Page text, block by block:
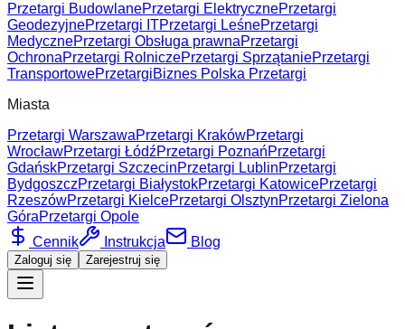
Przetargi BudowlanePrzetargi ElektrycznePrzetargi
GeodezyjnePrzetargi ITPrzetargi LeśnePrzetargi
MedycznePrzetargi Obsługa prawnaPrzetargi
OchronaPrzetargi RolniczePrzetargi SprzątaniePrzetargi
TransportowePrzetargiBiznes Polska Przetargi
Miasta
Przetargi WarszawaPrzetargi KrakówPrzetargi
WrocławPrzetargi ŁódźPrzetargi PoznańPrzetargi
GdańskPrzetargi SzczecinPrzetargi LublinPrzetargi
BydgoszczPrzetargi BiałystokPrzetargi KatowicePrzetargi
RzeszówPrzetargi KielcePrzetargi OlsztynPrzetargi Zielona
GóraPrzetargi Opole
Cennik
Instrukcja Blog
Zaloguj się Zarejestruj się